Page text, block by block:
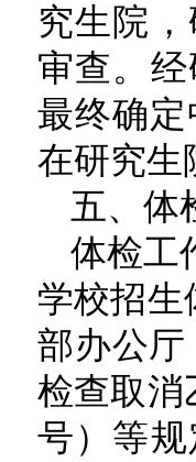
究生院
审查。
最终确
在研究生
五、体
体检工
学校招生
部办公
检查取消
号）等